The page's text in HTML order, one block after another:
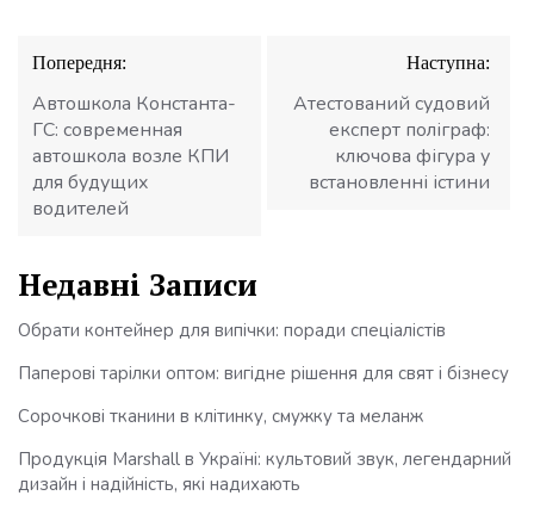
Навігація
записів
Попередня:
Автошкола Константа-
ГС: современная
автошкола возле КПИ
для будущих
водителей
Наступна:
Атестований судовий
експерт поліграф:
ключова фігура у
встановленні істини
Недавні Записи
Обрати контейнер для випічки: поради спеціалістів
Паперові тарілки оптом: вигідне рішення для свят і бізнесу
Сорочкові тканини в клітинку, смужку та меланж
Продукція Marshall в Україні: культовий звук, легендарний
дизайн і надійність, які надихають